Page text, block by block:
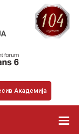
Академија